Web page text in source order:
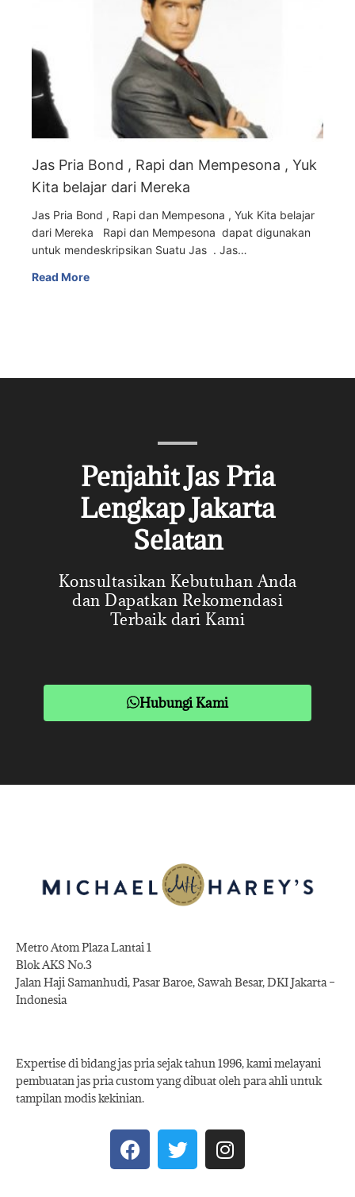
Jas Pria Bond , Rapi dan Mempesona , Yuk
Kita belajar dari Mereka
Jas Pria Bond , Rapi dan Mempesona , Yuk Kita belajar
dari Mereka Rapi dan Mempesona dapat digunakan
untuk mendeskripsikan Suatu Jas . Jas…
Read More
Penjahit Jas Pria
Lengkap Jakarta
Selatan
Konsultasikan Kebutuhan Anda
dan Dapatkan Rekomendasi
Terbaik dari Kami
Hubungi Kami
Metro Atom Plaza Lantai 1
Blok AKS No.3
Jalan Haji Samanhudi, Pasar Baroe, Sawah Besar, DKI Jakarta –
Indonesia
Expertise di bidang jas pria sejak tahun 1996, kami melayani
pembuatan jas pria custom yang dibuat oleh para ahli untuk
tampilan modis kekinian.